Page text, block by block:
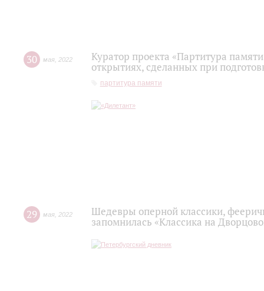
30 мая 2022
Куратор проекта «Партитура
открытиях, сделанных при
партитура памяти
29 мая 2022
Шедевры оперной классики,
запомнилась «Классика на